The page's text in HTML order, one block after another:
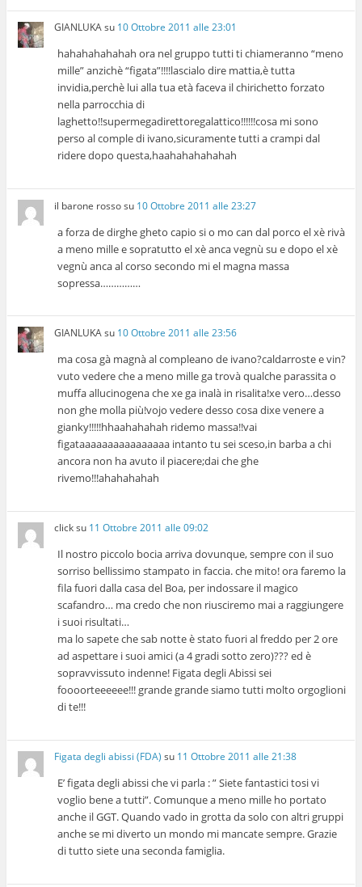
GIANLUKAsu 10 Ottobre 2011 alle 23:01
hahahahahahah ora nel gruppo tutti ti chiameranno “meno
mille” anzichè “figata”!!!!lascialo dire mattia,è tutta
invidia,perchè lui alla tua età faceva il chirichetto forzato
nella parrocchia di
laghetto!!supermegadirettoregalattico!!!!!!cosa mi sono
perso al comple di ivano,sicuramente tutti a crampi dal
ridere dopo questa,haahahahahahah
il barone rossosu 10 Ottobre 2011 alle 23:27
a forza de dirghe gheto capio si o mo can dal porco el xè rivà
a meno mille e sopratutto el xè anca vegnù su e dopo el xè
vegnù anca al corso secondo mi el magna massa
sopressa……………
GIANLUKAsu 10 Ottobre 2011 alle 23:56
ma cosa gà magnà al compleano de ivano?caldarroste e vin?
vuto vedere che a meno mille ga trovà qualche parassita o
muffa allucinogena che xe ga inalà in risalita!xe vero…desso
non ghe molla più!vojo vedere desso cosa dixe venere a
gianky!!!!!hhaahahahah ridemo massa!!vai
figataaaaaaaaaaaaaaaa intanto tu sei sceso,in barba a chi
ancora non ha avuto il piacere;dai che ghe
rivemo!!!ahahahahah
clicksu 11 Ottobre 2011 alle 09:02
Il nostro piccolo bocia arriva dovunque, sempre con il suo
sorriso bellissimo stampato in faccia. che mito! ora faremo la
fila fuori dalla casa del Boa, per indossare il magico
scafandro… ma credo che non riusciremo mai a raggiungere
i suoi risultati…
ma lo sapete che sab notte è stato fuori al freddo per 2 ore
ad aspettare i suoi amici (a 4 gradi sotto zero)??? ed è
sopravvissuto indenne! Figata degli Abissi sei
foooorteeeeee!!! grande grande siamo tutti molto orgoglioni
di te!!!
Figata degli abissi (FDA) su 11 Ottobre 2011 alle 21:38
E’ figata degli abissi che vi parla : ” Siete fantastici tosi vi
voglio bene a tutti”. Comunque a meno mille ho portato
anche il GGT. Quando vado in grotta da solo con altri gruppi
anche se mi diverto un mondo mi mancate sempre. Grazie
di tutto siete una seconda famiglia.